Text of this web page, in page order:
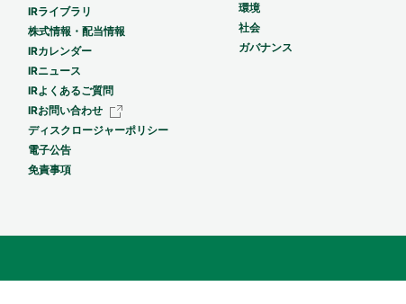
IRライブラリ
株式情報・配当情報
IRカレンダー
IRニュース
IRよくあるご質問
IRお問い合わせ
ディスクロージャーポリシー
電子公告
免責事項
環境
社会
ガバナンス